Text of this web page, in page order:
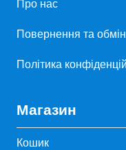
Про нас
Повернення та обмін
Політика
Магазин
Кошик